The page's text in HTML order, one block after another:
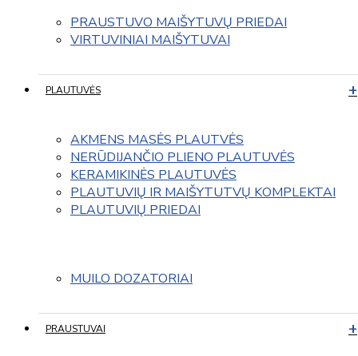
PRAUSTUVO MAIŠYTUVŲ PRIEDAI
VIRTUVINIAI MAIŠYTUVAI
PLAUTUVĖS
AKMENS MASĖS PLAUTVĖS
NERŪDIJANČIO PLIENO PLAUTUVĖS
KERAMIKINĖS PLAUTUVĖS
PLAUTUVIŲ IR MAIŠYTUTVŲ KOMPLEKTAI
PLAUTUVIŲ PRIEDAI
MUILO DOZATORIAI
PRAUSTUVAI